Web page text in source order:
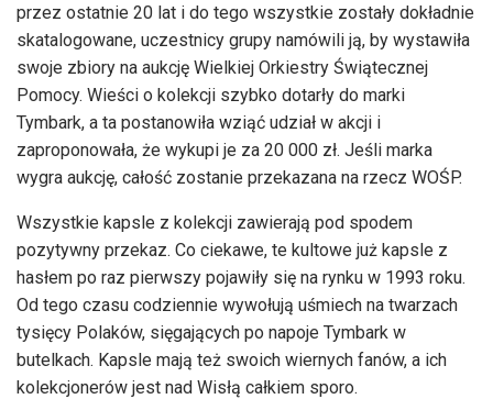
przez ostatnie 20 lat i do tego wszystkie zostały dokładnie
skatalogowane, uczestnicy grupy namówili ją, by wystawiła
swoje zbiory na aukcję Wielkiej Orkiestry Świątecznej
Pomocy. Wieści o kolekcji szybko dotarły do marki
Tymbark, a ta postanowiła wziąć udział w akcji i
zaproponowała, że wykupi je za 20 000 zł. Jeśli marka
wygra aukcję, całość zostanie przekazana na rzecz WOŚP.
Wszystkie kapsle z kolekcji zawierają pod spodem
pozytywny przekaz. Co ciekawe, te kultowe już kapsle z
hasłem po raz pierwszy pojawiły się na rynku w 1993 roku.
Od tego czasu codziennie wywołują uśmiech na twarzach
tysięcy Polaków, sięgających po napoje Tymbark w
butelkach. Kapsle mają też swoich wiernych fanów, a ich
kolekcjonerów jest nad Wisłą całkiem sporo.